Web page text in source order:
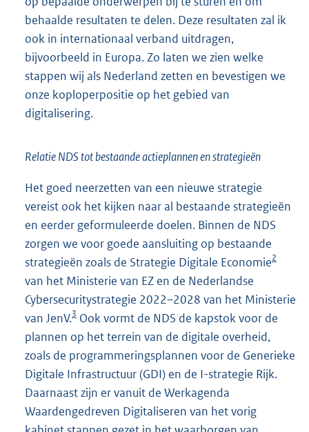
behaalde resultaten te delen. Deze resultaten zal ik
ook in internationaal verband uitdragen,
bijvoorbeeld in Europa. Zo laten we zien welke
stappen wij als Nederland zetten en bevestigen we
onze koploperpositie op het gebied van
digitalisering.
Relatie NDS tot bestaande actieplannen en strategieën
Het goed neerzetten van een nieuwe strategie
vereist ook het kijken naar al bestaande strategieën
en eerder geformuleerde doelen. Binnen de NDS
zorgen we voor goede aansluiting op bestaande
strategieën zoals de Strategie Digitale Economie2
van het Ministerie van EZ en de Nederlandse
Cybersecuritystrategie 2022–2028 van het Ministerie
van JenV.3 Ook vormt de NDS de kapstok voor de
plannen op het terrein van de digitale overheid,
zoals de programmeringsplannen voor de Generieke
Digitale Infrastructuur (GDI) en de I-strategie Rijk.
Daarnaast zijn er vanuit de Werkagenda
Waardengedreven Digitaliseren van het vorig